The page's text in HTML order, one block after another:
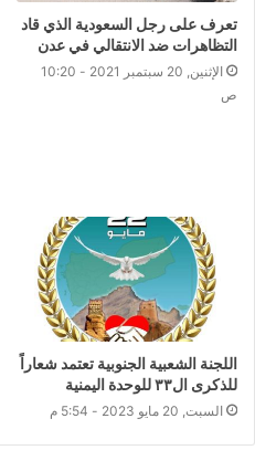
تعرف على رجل السعودية الذي قاد
التظاهرات ضد الانتقالي في عدن
الإثنين, 20 سبتمبر 2021 - 10:20
ص
اللجنة الشعبية الجنوبية تعتمد شعاراً
للذكرى ال٣٣ للوحدة اليمنية
السبت, 20 مايو 2023 - 5:54 م